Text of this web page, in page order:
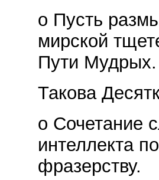
o Пусть
мирской
Пути Мудрых.
Такова
o Сочетание
интеллекта
фразерству.